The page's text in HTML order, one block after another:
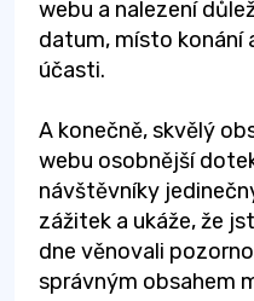
webu a nalezení
datum, místo konání
účasti.
A konečně, skvělý
webu osobnější
návštěvníky
zážitek a ukáže, že
dne věnovali
správným obsahem